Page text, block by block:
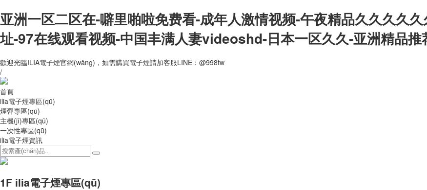
亚洲一区二区在-噼里啪啦免费看-成年人激情视频-午夜精品久久久久
址-97在线观看视频-中国丰满人妻videoshd-日本一区久久-亚洲精品推
歡迎光臨ILIA電子煙官網(wǎng)，如需購買電子煙請加客服LINE：@998tw
/
首頁
ilia電子煙專區(qū)
煙彈專區(qū)
主機(jī)專區(qū)
一次性專區(qū)
ilia電子煙資訊
1F ilia電子煙專區(qū)